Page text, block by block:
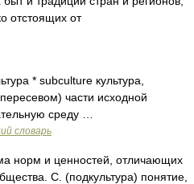
отстоящих от
* subculture культура,
части исходной
среду …
словарь
норм и ценностей, отличающих
С. (подкультура) понятие,